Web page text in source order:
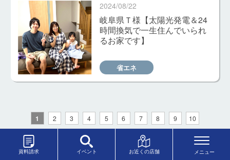
資料請求 イベント お近くの店舗
2024/08/22
岐阜県Ｔ様【太陽光発電＆24
時間換気で一生住んでいられ
るお家です】
省エネ
1 2 3 4 5 6 7 8 9 10